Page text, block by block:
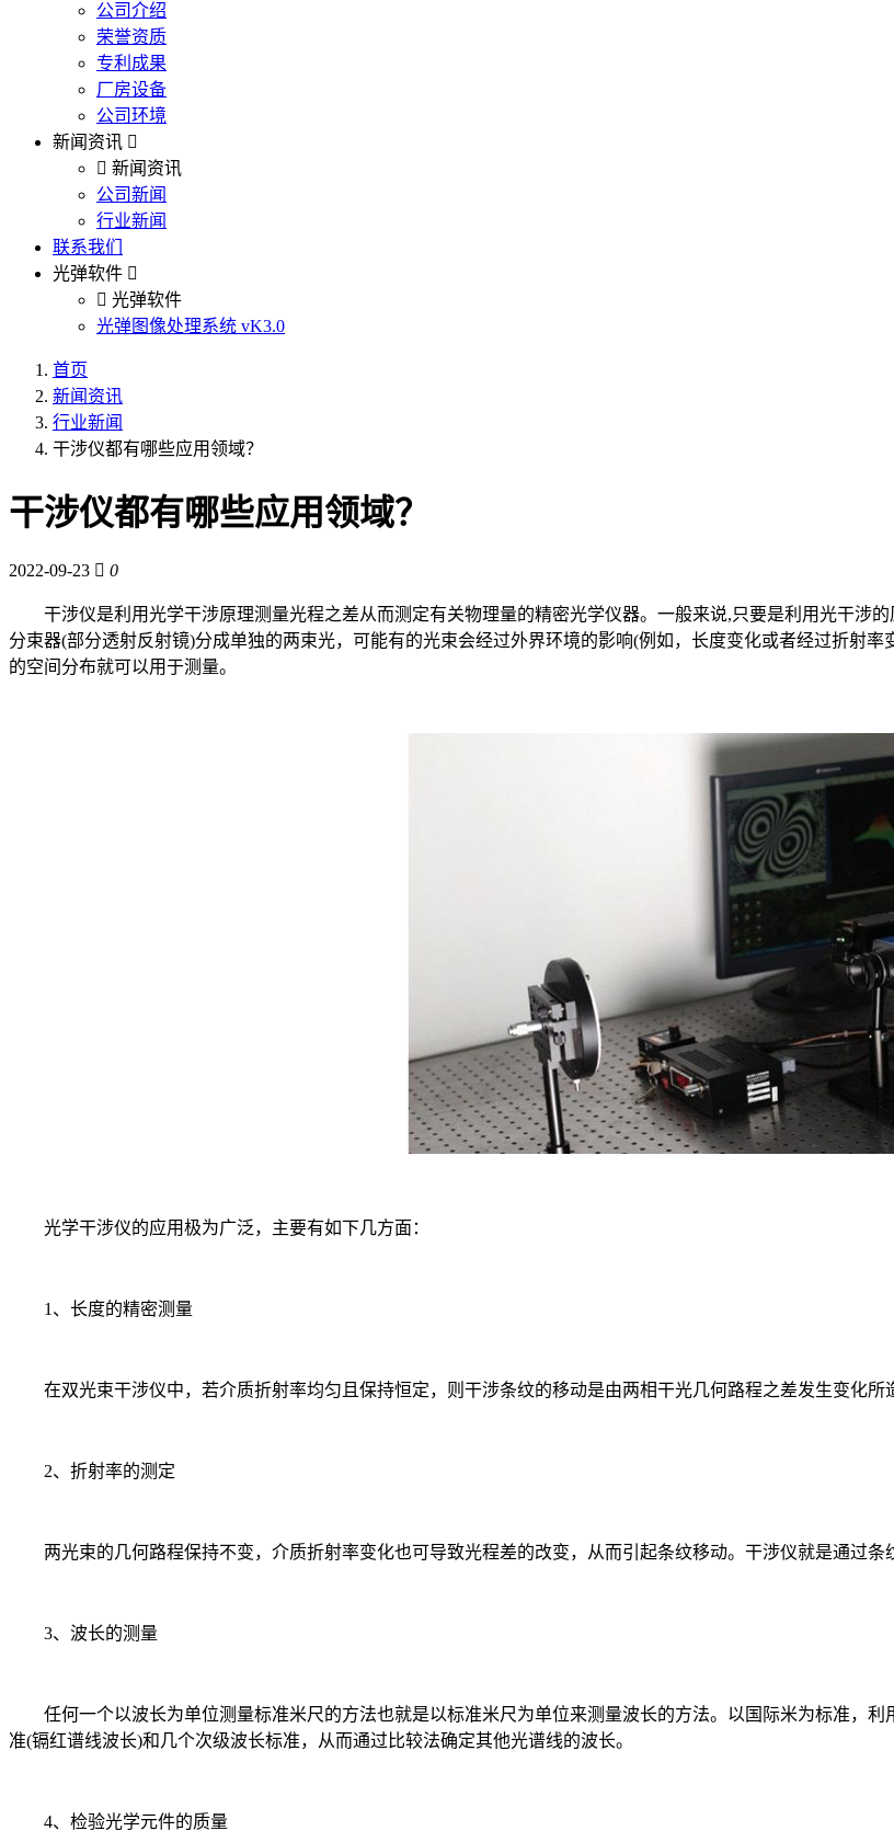
公司介绍
荣誉资质
专利成果
厂房设备
公司环境
新闻资讯
新闻资讯
公司新闻
行业新闻
联系我们
光弹软件
光弹软件
光弹图像处理系统 vK3.0
首页
新闻资讯
行业新闻
干涉仪都有哪些应用领域？
干涉仪都有哪些应用领域？
2022-09-23 0
干涉仪是利用光学干涉原理测量光程之差从而测定有关物理量的精密光学仪器。一般来说,只要是利用光干涉
分束器(部分透射反射镜)分成单独的两束光，可能有的光束会经过外界环境的影响(例如，长度变化或者经过折射
的空间分布就可以用于测量。
光学干涉仪的应用极为广泛，主要有如下几方面：
1、长度的精密测量
在双光束干涉仪中，若介质折射率均匀且保持恒定，则干涉条纹的移动是由两相干光几何路程之差发生变化所
2、折射率的测定
两光束的几何路程保持不变，介质折射率变化也可导致光程差的改变，从而引起条纹移动。干涉仪就是通过条
3、波长的测量
任何一个以波长为单位测量标准米尺的方法也就是以标准米尺为单位来测量波长的方法。以国际米为标准，利
准(镉红谱线波长)和几个次级波长标准，从而通过比较法确定其他光谱线的波长。
4、检验光学元件的质量